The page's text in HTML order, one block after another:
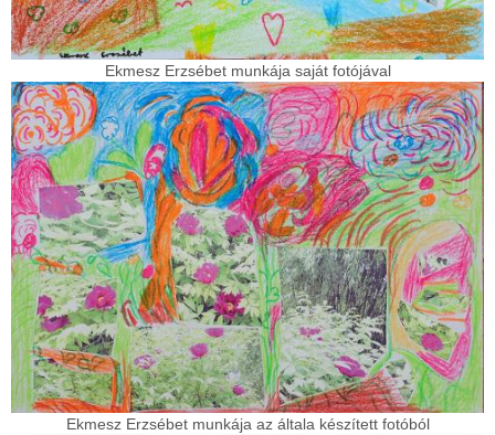
Ekmesz Erzsébet munkája saját fotójával
Ekmesz Erzsébet munkája az általa készített fotóból